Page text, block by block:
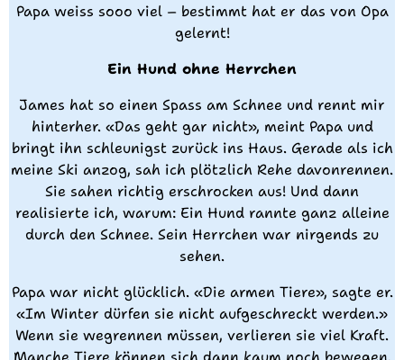
Papa weiss sooo viel – bestimmt hat er das von Opa
gelernt!
Ein Hund ohne Herrchen
James hat so einen Spass am Schnee und rennt mir
hinterher. «Das geht gar nicht», meint Papa und
bringt ihn schleunigst zurück ins Haus. Gerade als ich
meine Ski anzog, sah ich plötzlich Rehe davonrennen.
Sie sahen richtig erschrocken aus! Und dann
realisierte ich, warum: Ein Hund rannte ganz alleine
durch den Schnee. Sein Herrchen war nirgends zu
sehen.
Papa war nicht glücklich. «Die armen Tiere», sagte er.
«Im Winter dürfen sie nicht aufgeschreckt werden.»
Wenn sie wegrennen müssen, verlieren sie viel Kraft.